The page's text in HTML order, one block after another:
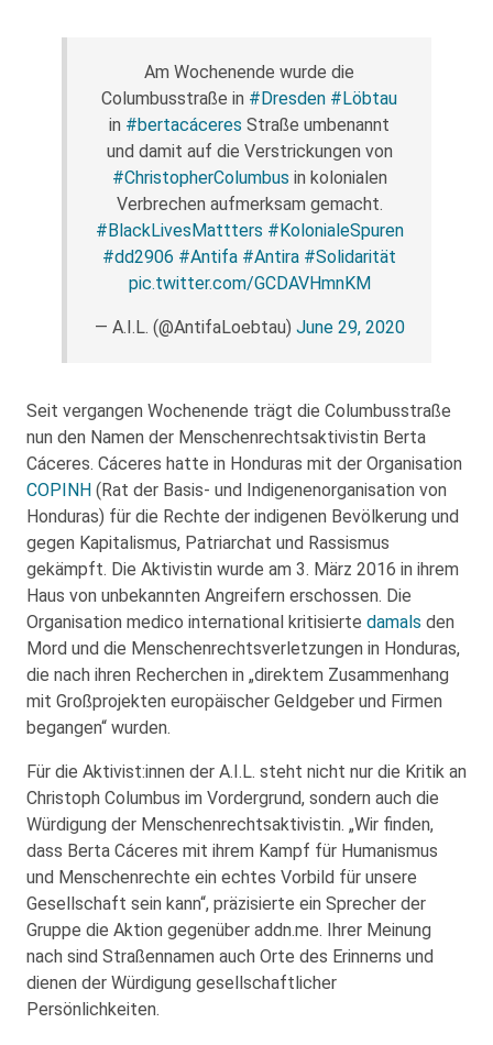
Am Wochenende wurde die
Columbusstraße in #Dresden #Löbtau
in #bertacáceres Straße umbenannt
und damit auf die Verstrickungen von
#ChristopherColumbus in kolonialen
Verbrechen aufmerksam gemacht.
#BlackLivesMattters #KolonialeSpuren
#dd2906 #Antifa #Antira #Solidarität
pic.twitter.com/GCDAVHmnKM
— A.I.L. (@AntifaLoebtau) June 29, 2020
Seit vergangen Wochenende trägt die Columbusstraße
nun den Namen der Menschenrechtsaktivistin Berta
Cáceres. Cáceres hatte in Honduras mit der Organisation
COPINH (Rat der Basis- und Indigenenorganisation von
Honduras) für die Rechte der indigenen Bevölkerung und
gegen Kapitalismus, Patriarchat und Rassismus
gekämpft. Die Aktivistin wurde am 3. März 2016 in ihrem
Haus von unbekannten Angreifern erschossen. Die
Organisation medico international kritisierte damals den
Mord und die Menschenrechtsverletzungen in Honduras,
die nach ihren Recherchen in „direktem Zusammenhang
mit Großprojekten europäischer Geldgeber und Firmen
begangen“ wurden.
Für die Aktivist:innen der A.I.L. steht nicht nur die Kritik an
Christoph Columbus im Vordergrund, sondern auch die
Würdigung der Menschenrechtsaktivistin. „Wir finden,
dass Berta Cáceres mit ihrem Kampf für Humanismus
und Menschenrechte ein echtes Vorbild für unsere
Gesellschaft sein kann“, präzisierte ein Sprecher der
Gruppe die Aktion gegenüber addn.me. Ihrer Meinung
nach sind Straßennamen auch Orte des Erinnerns und
dienen der Würdigung gesellschaftlicher
Persönlichkeiten.